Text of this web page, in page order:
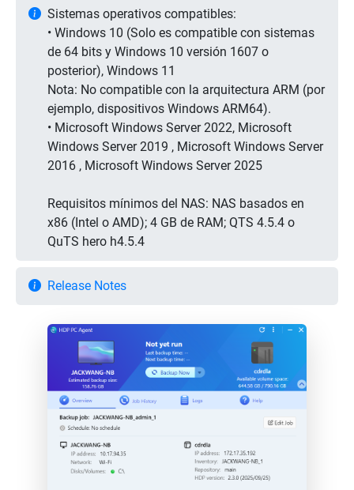
Sistemas operativos compatibles:
• Windows 10 (Solo es compatible con sistemas
de 64 bits y Windows 10 versión 1607 o
posterior), Windows 11
Nota: No compatible con la arquitectura ARM (por
ejemplo, dispositivos Windows ARM64).
• Microsoft Windows Server 2022, Microsoft
Windows Server 2019 , Microsoft Windows Server
2016 , Microsoft Windows Server 2025
Requisitos mínimos del NAS: NAS basados en
x86 (Intel o AMD); 4 GB de RAM; QTS 4.5.4 o
QuTS hero h4.5.4
Release Notes